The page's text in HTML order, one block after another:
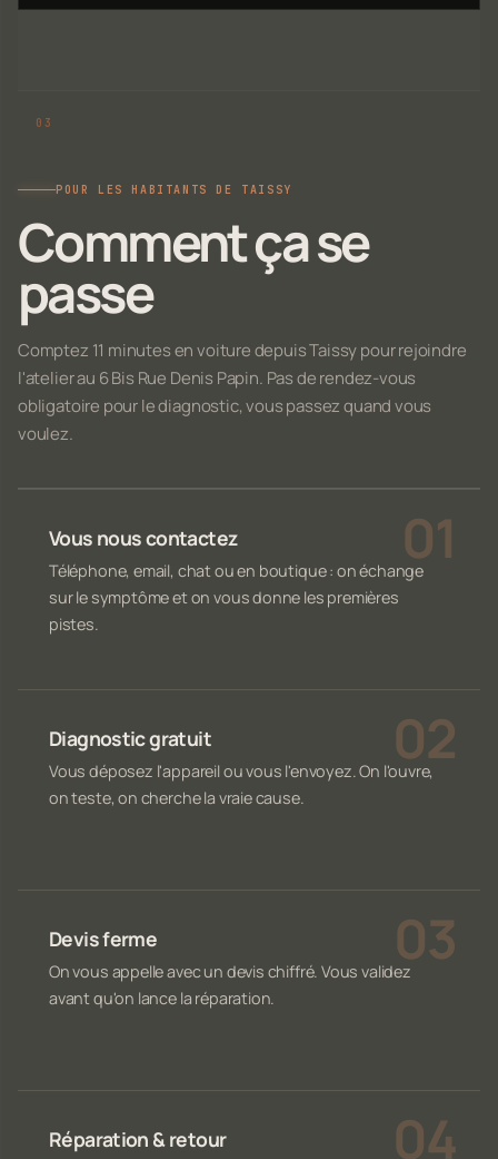
POUR LES HABITANTS DE TAISSY
Comment ça se
passe
Comptez 11 minutes en voiture depuis Taissy pour rejoindre
l'atelier au 6 Bis Rue Denis Papin. Pas de rendez-vous
obligatoire pour le diagnostic, vous passez quand vous
voulez.
Vous nous contactez
Téléphone, email, chat ou en boutique : on échange
sur le symptôme et on vous donne les premières
pistes.
Diagnostic gratuit
Vous déposez l'appareil ou vous l'envoyez. On l'ouvre,
on teste, on cherche la vraie cause.
Devis ferme
On vous appelle avec un devis chiffré. Vous validez
avant qu'on lance la réparation.
Réparation & retour